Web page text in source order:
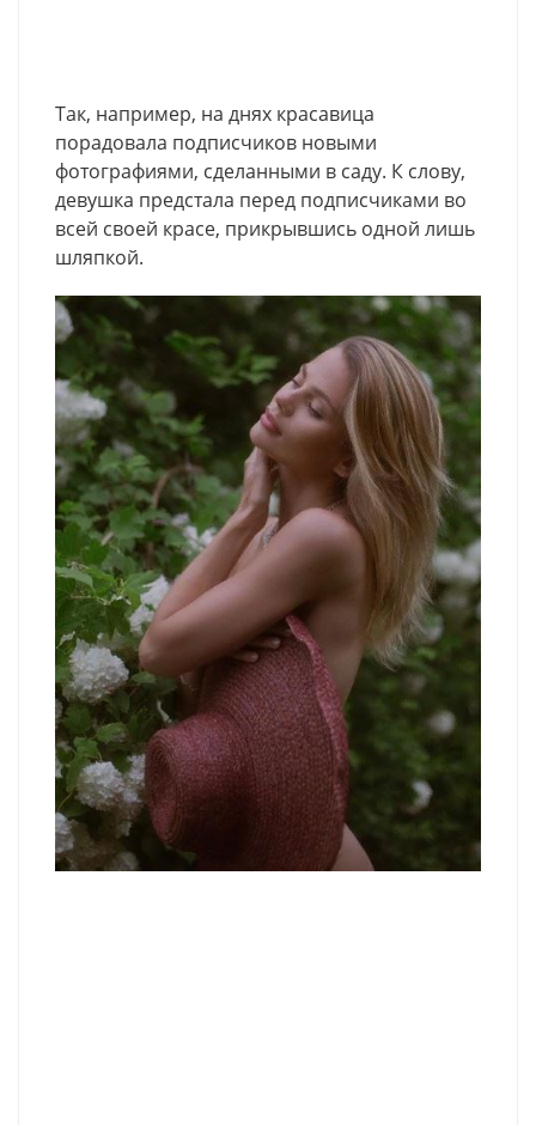
Так, например, на днях красавица
порадовала подписчиков новыми
фотографиями, сделанными в саду. К слову,
девушка предстала перед подписчиками во
всей своей красе, прикрывшись одной лишь
шляпкой.